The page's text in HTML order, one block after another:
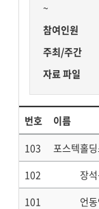
~
참여인원
주최/주간
자료 파일
번호 이름
103
포스텍홀
102
장
101
언